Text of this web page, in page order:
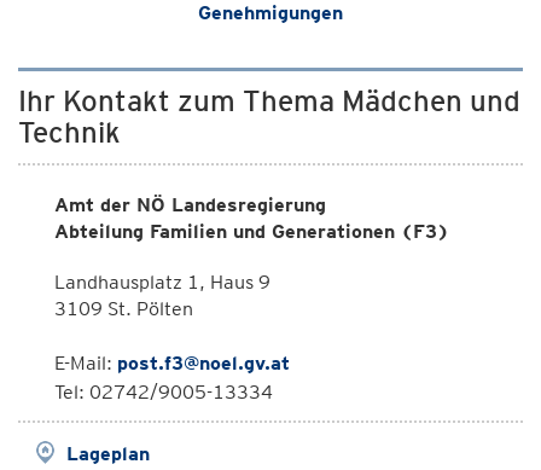
Genehmigungen
Ihr Kontakt zum Thema Mädchen und
Technik
Amt der NÖ Landesregierung
Abteilung Familien und Generationen (F3)
Landhausplatz 1, Haus 9
3109 St. Pölten
E-Mail: post.f3@noel.gv.at
Tel: 02742/9005-13334
Lageplan